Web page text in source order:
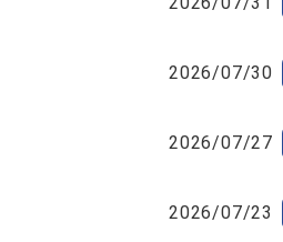
2026/07/30
2026/07/27
2026/07/23